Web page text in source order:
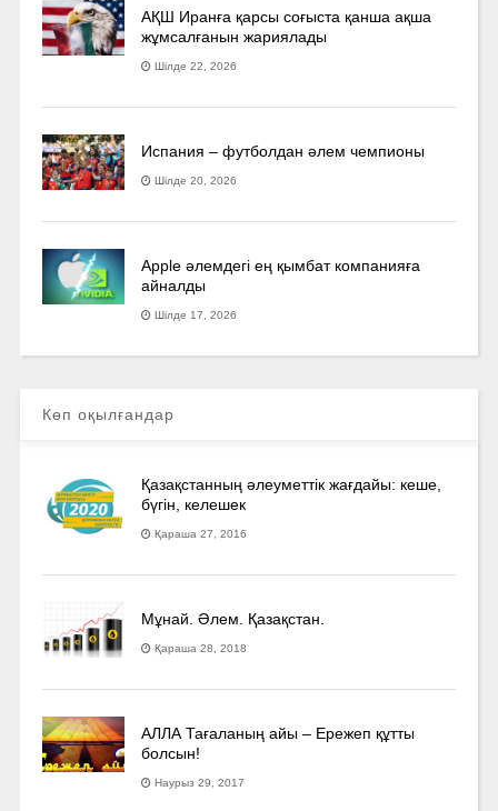
АҚШ Иранға қарсы соғыста қанша ақша
жұмсалғанын жариялады
Шілде 22, 2026
Испания – футболдан әлем чемпионы
Шілде 20, 2026
Apple әлемдегі ең қымбат компанияға
айналды
Шілде 17, 2026
Көп оқылғандар
Қазақстанның әлеуметтік жағдайы: кеше,
бүгін, келешек
Қараша 27, 2016
Мұнай. Әлем. Қазақстан.
Қараша 28, 2018
АЛЛА Тағаланың айы – Ережеп құтты
болсын!
Наурыз 29, 2017